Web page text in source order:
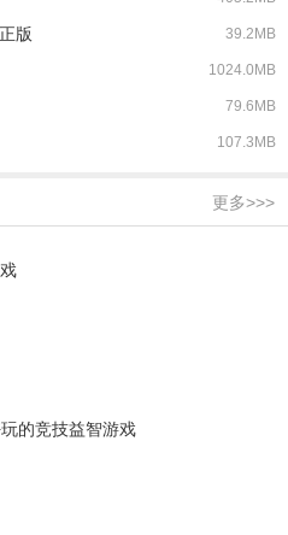
版 39.2MB
1024.0MB
79.6MB
107.3MB
更多>>>
的竞技益智游戏